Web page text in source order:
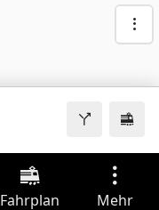
Fahrplan Mehr